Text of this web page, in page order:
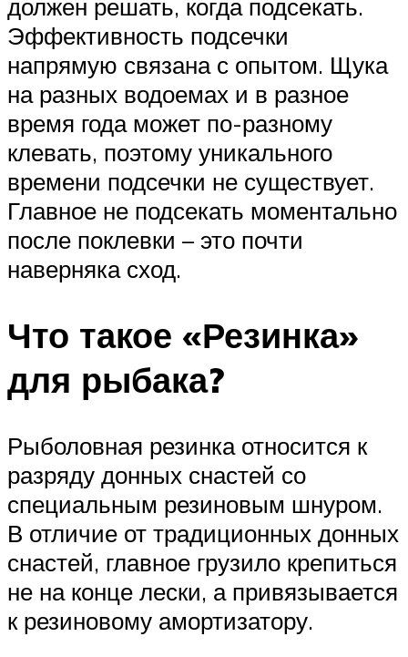
должен решать, когда подсекать.
Эффективность подсечки
напрямую связана с опытом. Щука
на разных водоемах и в разное
время года может по-разному
клевать, поэтому уникального
времени подсечки не существует.
Главное не подсекать моментально
после поклевки – это почти
наверняка сход.
Что такое «Резинка»
для рыбака?
Рыболовная резинка относится к
разряду донных снастей со
специальным резиновым шнуром.
В отличие от традиционных донных
снастей, главное грузило крепиться
не на конце лески, а привязывается
к резиновому амортизатору.